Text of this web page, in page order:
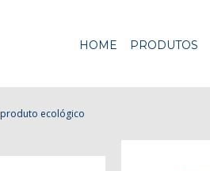
HOME PRODUTOS
produto ecológico